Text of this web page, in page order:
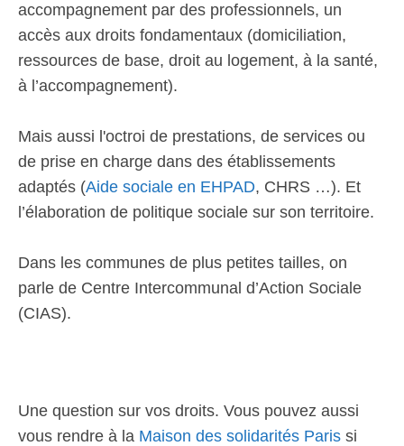
accompagnement par des professionnels, un
accès aux droits fondamentaux (domiciliation,
ressources de base, droit au logement, à la santé,
à l’accompagnement).
Mais aussi l'octroi de prestations, de services ou
de prise en charge dans des établissements
adaptés (Aide sociale en EHPAD, CHRS …). Et
l’élaboration de politique sociale sur son territoire.
Dans les communes de plus petites tailles, on
parle de Centre Intercommunal d’Action Sociale
(CIAS).
Une question sur vos droits. Vous pouvez aussi
vous rendre à la Maison des solidarités Paris si